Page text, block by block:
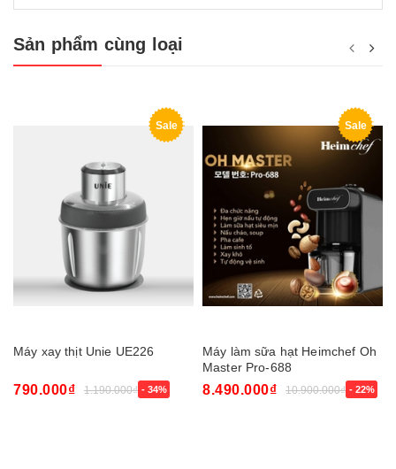
Sản phẩm cùng loại
Sale
Máy xay thịt Unie UE226
790.000₫ 1.190.000₫ - 34%
Sale
Máy làm sữa hạt Heimchef Oh
Master Pro-688
8.490.000₫ 10.900.000₫ - 22%